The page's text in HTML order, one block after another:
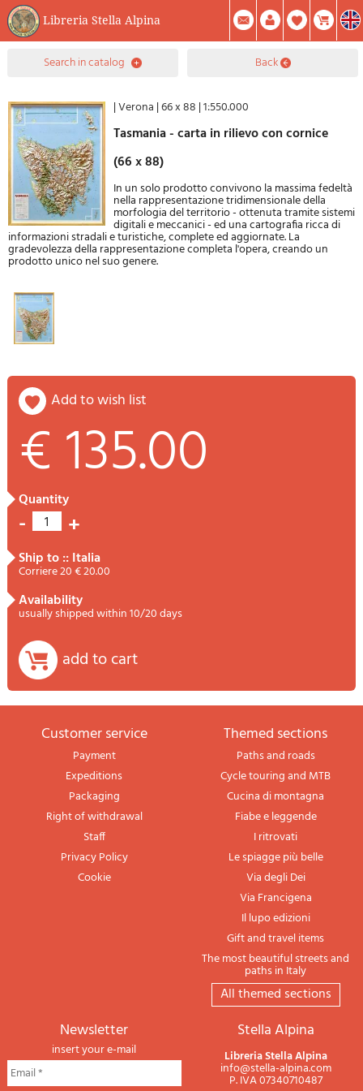
Libreria Stella Alpina
0Item(s) In Your Cart
Summary
Facebook
Create Account Mod. Password
search in catalog back
|Verona |66 x 88 |1:550.000
Tasmania - carta in rilievo con cornice
(66 x 88)
In un solo prodotto convivono la massima fedeltà
nella rappresentazione tridimensionale della
morfologia del territorio - ottenuta tramite sistemi
digitali e meccanici - ed una cartografia ricca di
informazioni stradali e turistiche, complete ed aggiornate. La
gradevolezza della rappresentazione completa l'opera, creando un
prodotto unico nel suo genere.
add to wish list
€ 135.00
quantity
- 1 +
ship to :: Italia
Corriere 20 € 20.00
availability
usually shipped within 10/20 days
add to cart
Customer service
Payment
Expeditions
Packaging
Right of withdrawal
Staff
Privacy Policy
Cookie
themed sections
Paths and roads
Cycle touring and MTB
Cucina di montagna
Fiabe e leggende
I ritrovati
Le spiagge più belle
Via degli Dei
Via Francigena
Il lupo edizioni
Gift and travel items
The most beautiful streets and
paths in Italy
All themed sections
newsletter
insert your e-mail
Stella Alpina
Libreria Stella Alpina
info@stella-alpina.com
P. IVA 07340710487